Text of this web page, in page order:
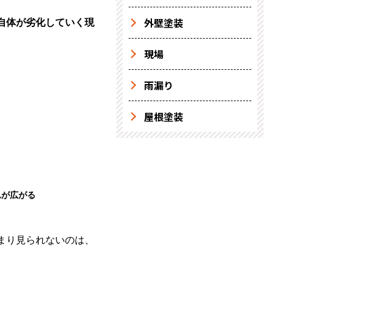
体が劣化していく現
広がる
見られないのは、
外壁塗装
現場
雨漏り
屋根塗装